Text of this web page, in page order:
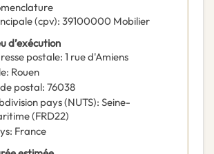
(cpv): 39100000 Mobilier
d’exécution
postale: 1 rue d'Amiens
: Rouen
postal: 76038
pays (NUTS): Seine-
(FRD22)
: France